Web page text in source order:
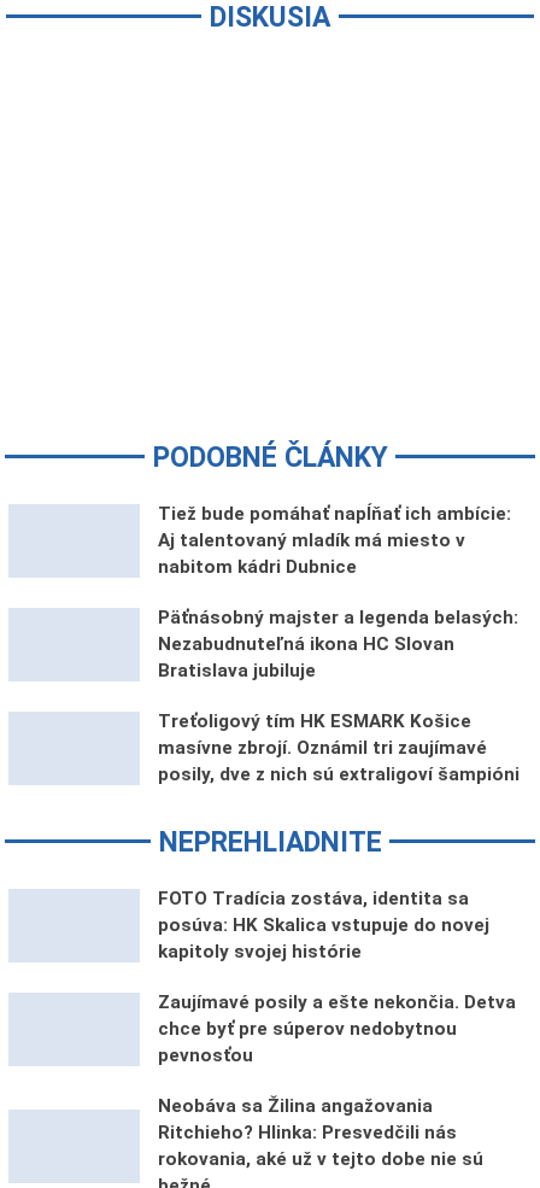
DISKUSIA
PODOBNÉ ČLÁNKY
Tiež bude pomáhať napĺňať ich ambície:
Aj talentovaný mladík má miesto v
nabitom kádri Dubnice
Päťnásobný majster a legenda belasých:
Nezabudnuteľná ikona HC Slovan
Bratislava jubiluje
Treťoligový tím HK ESMARK Košice
masívne zbrojí. Oznámil tri zaujímavé
posily, dve z nich sú extraligoví šampióni
NEPREHLIADNITE
FOTO Tradícia zostáva, identita sa
posúva: HK Skalica vstupuje do novej
kapitoly svojej histórie
Zaujímavé posily a ešte nekončia. Detva
chce byť pre súperov nedobytnou
pevnosťou
Neobáva sa Žilina angažovania
Ritchieho? Hlinka: Presvedčili nás
rokovania, aké už v tejto dobe nie sú